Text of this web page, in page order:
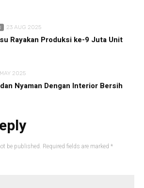
23 AUG 2025
Rayakan Produksi ke-9 Juta Unit
2025
Nyaman Dengan Interior Bersih
be published. Required fields are marked *